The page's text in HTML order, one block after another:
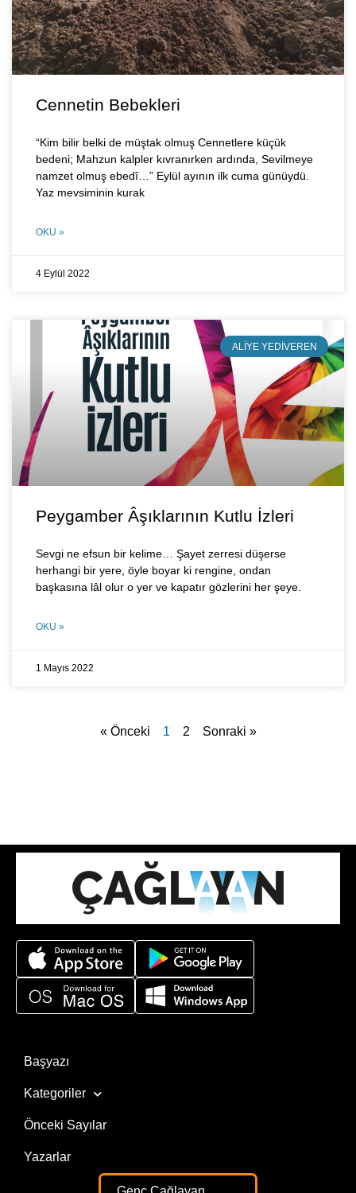
Cennetin Bebekleri
“Kim bilir belki de müştak olmuş Cennetlere küçük
bedeni; Mahzun kalpler kıvranırken ardında, Sevilmeye
namzet olmuş ebedî…” Eylül ayının ilk cuma günüydü.
Yaz mevsiminin kurak
OKU »
4 Eylül 2022
ALIYE YEDIVEREN
Peygamber Âşıklarının Kutlu İzleri
Sevgi ne efsun bir kelime… Şayet zerresi düşerse
herhangi bir yere, öyle boyar ki rengine, ondan
başkasına lâl olur o yer ve kapatır gözlerini her şeye.
OKU »
1 Mayıs 2022
« Önceki 1 2 Sonraki »
Başyazı
Kategoriler
Önceki Sayılar
Yazarlar